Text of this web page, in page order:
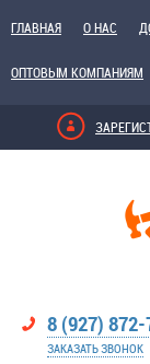
ГЛАВНАЯ О НАС
ОПТОВЫМ КОМПАНИЯМ
8 (927)
ЗАКАЗАТЬ ЗВОНОК